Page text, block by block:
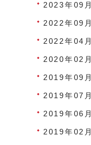
2023年09月
2022年09月
2022年04月
2020年02月
2019年09月
2019年07月
2019年06月
2019年02月